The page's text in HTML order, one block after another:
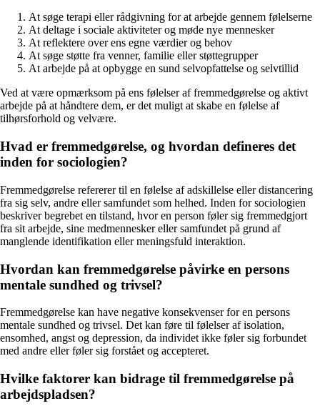
At søge terapi eller rådgivning for at arbejde gennem følelserne
At deltage i sociale aktiviteter og møde nye mennesker
At reflektere over ens egne værdier og behov
At søge støtte fra venner, familie eller støttegrupper
At arbejde på at opbygge en sund selvopfattelse og selvtillid
Ved at være opmærksom på ens følelser af fremmedgørelse og aktivt
arbejde på at håndtere dem, er det muligt at skabe en følelse af
tilhørsforhold og velvære.
Hvad er fremmedgørelse, og hvordan defineres det
inden for sociologien?
Fremmedgørelse refererer til en følelse af adskillelse eller distancering
fra sig selv, andre eller samfundet som helhed. Inden for sociologien
beskriver begrebet en tilstand, hvor en person føler sig fremmedgjort
fra sit arbejde, sine medmennesker eller samfundet på grund af
manglende identifikation eller meningsfuld interaktion.
Hvordan kan fremmedgørelse påvirke en persons
mentale sundhed og trivsel?
Fremmedgørelse kan have negative konsekvenser for en persons
mentale sundhed og trivsel. Det kan føre til følelser af isolation,
ensomhed, angst og depression, da individet ikke føler sig forbundet
med andre eller føler sig forstået og accepteret.
Hvilke faktorer kan bidrage til fremmedgørelse på
arbejdspladsen?